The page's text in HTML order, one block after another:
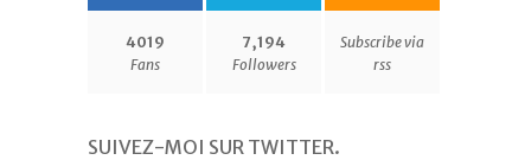
4019
Fans
7,194
Followers
Subscribe via
rss
SUIVEZ-MOI SUR TWITTER.